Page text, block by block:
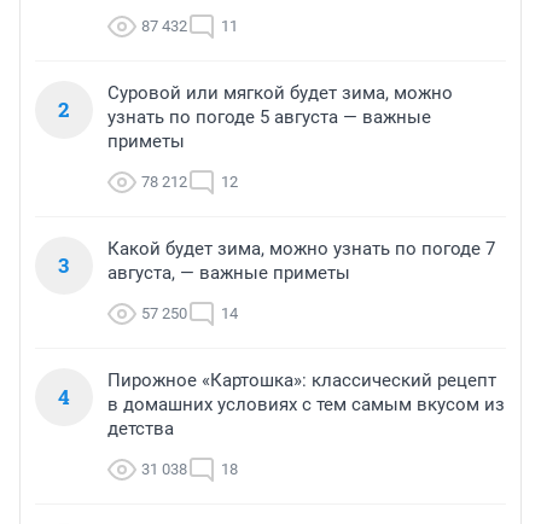
87 432 11
2
Суровой или мягкой будет зима, можно
узнать по погоде 5 августа — важные
приметы
78 212 12
3
Какой будет зима, можно узнать по погоде 7
августа, — важные приметы
57 250 14
4
Пирожное «Картошка»: классический рецепт
в домашних условиях с тем самым вкусом из
детства
31 038 18